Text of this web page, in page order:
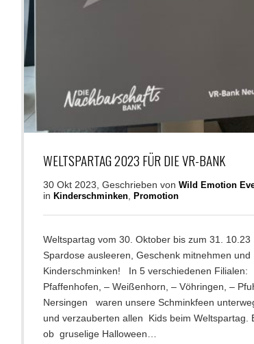
WELTSPARTAG 2023 FÜR DIE VR-BANK
30 Okt 2023, Geschrieben von Wild Emotion
in Kinderschminken, Promotion
Weltspartag vom 30. Oktober bis zum 31. 10.23
Spardose ausleeren, Geschenk mitnehmen und
Kinderschminken! In 5 verschiedenen
Pfaffenhofen, – Weißenhorn, – Vöhringen, –
Nersingen waren unsere Schminkfeen
und verzauberten allen Kids beim Weltspartag.
ob gruselige Halloween…